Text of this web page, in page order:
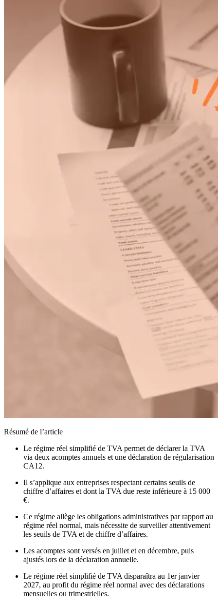
Résumé de l’article
Le régime réel simplifié de TVA permet de déclarer la TVA
via deux acomptes annuels et une déclaration de régularisation
CA12.
Il s’applique aux entreprises respectant certains seuils de
chiffre d’affaires et dont la TVA due reste inférieure à 15 000
€.
Ce régime allège les obligations administratives par rapport au
régime réel normal, mais nécessite de surveiller attentivement
les seuils de TVA et de chiffre d’affaires.
Les acomptes sont versés en juillet et en décembre, puis
ajustés lors de la déclaration annuelle.
Le régime réel simplifié de TVA disparaîtra au 1er janvier
2027, au profit du régime réel normal avec des déclarations
mensuelles ou trimestrielles.